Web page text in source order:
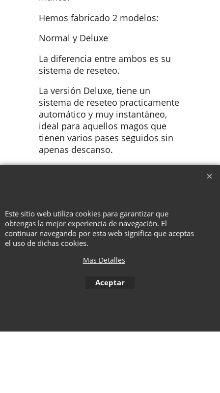
Hemos fabricado 2 modelos:
Normal y Deluxe
La diferencia entre ambos es su
sistema de reseteo.
La versión Deluxe, tiene un
sistema de reseteo practicamente
automático y muy instantáneo,
ideal para aquellos magos que
tienen varios pases seguidos sin
apenas descanso.
To create online store ShopFactory eCommerce software was used.
Este sitio web utiliza cookies para garantizar que
obtengas la mejor experiencia de navegación. El
continuar navegando por esta web significa que aceptas
el uso de dichas cookies.
Mas Detalles
Aceptar